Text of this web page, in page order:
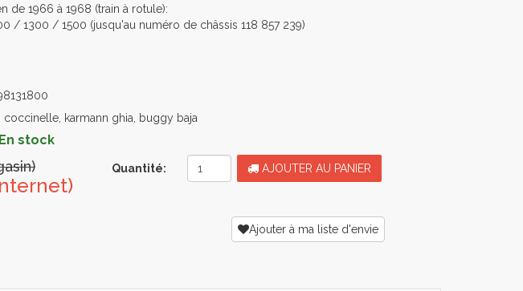
de 1966 à 1968 (train à rotule):
/ 1300 / 1500 (jusqu'au numéro de châssis 118 857 239)
coccinelle, karmann ghia, buggy baja
En stock
Quantité: AJOUTER AU PANIER
Ajouter à ma liste d'envie